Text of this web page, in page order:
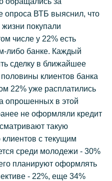
опроса ВТБ выяснил, что
покупали
числе у 22% есть
либо банке. Каждый
сделку в ближайшее
клиентов банка
22% уже расплатились
опрошенных в этой
не оформляли кредит
такую
с текущим
среди молодежи - 30%
планируют оформлять
- 22%, еще 34%